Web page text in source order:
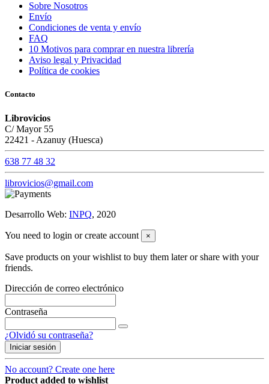
Sobre Nosotros
Envío
Condiciones de venta y envío
FAQ
10 Motivos para comprar en nuestra librería
Aviso legal y Privacidad
Política de cookies
Contacto
Librovicios
C/ Mayor 55
22421 - Azanuy (Huesca)
638 77 48 32
librovicios@gmail.com
Desarrollo Web: INPQ, 2020
You need to login or create account ×
Save products on your wishlist to buy them later or share with your
friends.
Dirección de correo electrónico
Contraseña
¿Olvidó su contraseña?
Iniciar sesión
No account? Create one here
Product added to wishlist